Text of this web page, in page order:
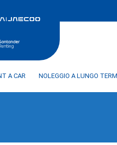
A CAR NOLEGGIO A LUNGO